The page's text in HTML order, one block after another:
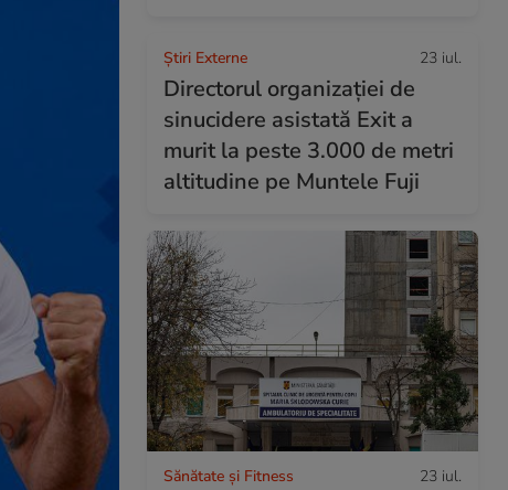
Știri Externe 23 iul.
Directorul organizației de
sinucidere asistată Exit a
murit la peste 3.000 de metri
altitudine pe Muntele Fuji
Sănătate și Fitness 23 iul.